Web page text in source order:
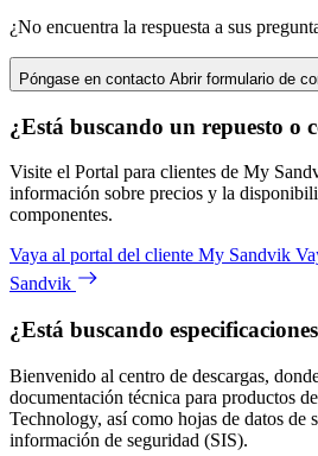
¿No encuentra la respuesta a sus
Póngase en contacto Abrir formulario de
¿Está buscando un repuesto o
Visite el Portal para clientes de My
información sobre precios y la
componentes.
Vaya al portal del cliente My Sandvik
Sandvik
¿Está buscando
Bienvenido al centro de descargas,
documentación técnica para productos
Technology, así como hojas de datos de
información de seguridad (SIS).